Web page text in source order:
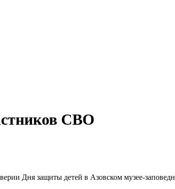
СВО
Дня защиты детей в Азовском музее-